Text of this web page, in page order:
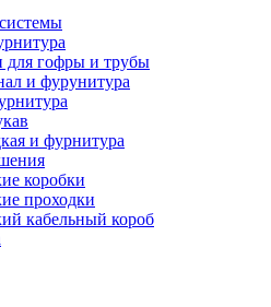
для гофры и трубы
и фурунитура
и фурнитура
коробки
проходки
кабельный короб